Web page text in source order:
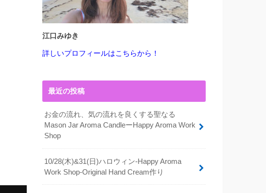
江口みゆき
詳しいプロフィールはこちらから！
最近の投稿
お金の流れ、気の流れを良くする聖なる
Mason Jar Aroma CandleーHappy Aroma Work
Shop
10/28(木)&31(日)ハロウィン-Happy Aroma
Work Shop-Original Hand Cream作り